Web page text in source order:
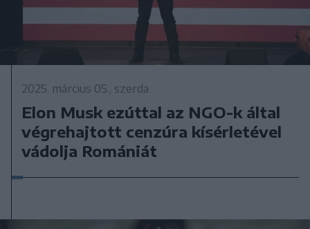
2025. március 05., szerda
Elon Musk ezúttal az NGO-k által
végrehajtott cenzúra kísérletével
vádolja Romániát